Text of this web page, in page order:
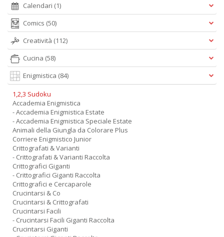
Calendari (1)
Comics (50)
Creatività (112)
Cucina (58)
Enigmistica (84)
1,2,3 Sudoku
Accademia Enigmistica
- Accademia Enigmistica Estate
- Accademia Enigmistica Speciale Estate
Animali della Giungla da Colorare Plus
Corriere Enigmistico Junior
Crittografati & Varianti
- Crittografati & Varianti Raccolta
Crittografici Giganti
- Crittografici Giganti Raccolta
Crittografici e Cercaparole
Crucintarsi & Co
Crucintarsi & Crittografati
Crucintarsi Facili
- Crucintarsi Facili Giganti Raccolta
Crucintarsi Giganti